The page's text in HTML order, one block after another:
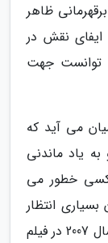
ظاهر
ایفای نقش در
توانست جهت
می آید که
یاد ماندنی
کسی خطور می
انتظار
دارند او را در دنیای مارول ببینند، اولین بار سال 2007 در فیلم